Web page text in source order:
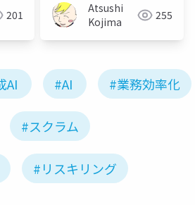
201
Atsushi
Kojima
255
AI #AI #業務効率化
#スクラム
#リスキリング